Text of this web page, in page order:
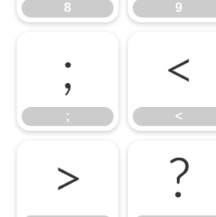
8 9
;
;
<
<
> ?